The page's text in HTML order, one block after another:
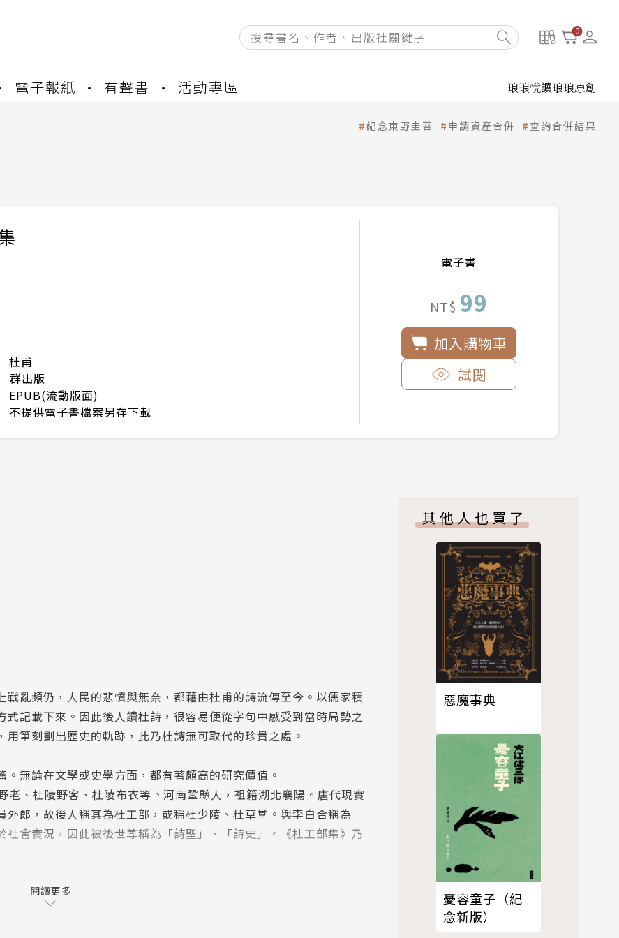
0
電子報紙 有聲書 活動專區 琅琅悅讀琅琅原創
同步暫停部分閱讀服務
併結果查詢
同步暫停部分閱讀服務
紀念東野圭吾 申請資產合併 查詢合併結果
杜甫
群出版
EPUB(流動版面)
不提供電子書檔案另存下載
電子書
NT$ 99
加入購物車
試閱
亂頻仍，人民的悲憤與無奈，都藉由杜甫的詩流傳至今。以儒家積
記載下來。因此後人讀杜詩，很容易便從字句中感受到當時局勢之
筆刻劃出歷史的軌跡，此乃杜詩無可取代的珍貴之處。
無論在文學或史學方面，都有著頗高的研究價值。
、杜陵野客、杜陵布衣等。河南鞏縣人，祖籍湖北襄陽。唐代現實
郎，故後人稱其為杜工部，或稱杜少陵、杜草堂。與李白合稱為
社會實況，因此被後世尊稱為「詩聖」、「詩史」。《杜工部集》乃
/ 越人獻馴象賦 / 雕賦 / 天狗賦
閱讀更多
其他人也買了
惡魔事典
憂容童子（紀
念新版）